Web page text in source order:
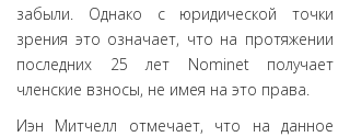
забыли. Однако с юридической точки
зрения это означает, что на протяжении
последних 25 лет Nominet получает
членские взносы, не имея на это права.
Иэн Митчелл отмечает, что на данное